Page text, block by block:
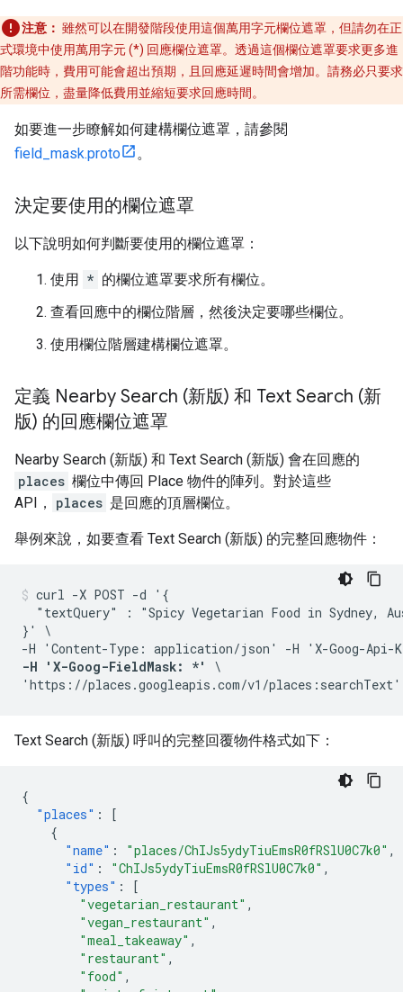
注意： 雖然可以在開發階段使用這個萬用字元欄位遮罩，但請勿在正
式環境中使用萬用字元 (*) 回應欄位遮罩。透過這個欄位遮罩要求更多進
階功能時，費用可能會超出預期，且回應延遲時間會增加。請務必只要求
所需欄位，盡量降低費用並縮短要求回應時間。
如要進一步瞭解如何建構欄位遮罩，請參閱
field_mask.proto
。
決定要使用的欄位遮罩
以下說明如何判斷要使用的欄位遮罩：
使用 * 的欄位遮罩要求所有欄位。
查看回應中的欄位階層，然後決定要哪些欄位。
使用欄位階層建構欄位遮罩。
定義 Nearby Search (新版) 和 Text Search (新
版) 的回應欄位遮罩
Nearby Search (新版) 和 Text Search (新版) 會在回應的
places 欄位中傳回 Place 物件的陣列。對於這些
API，
places 是回應的頂層欄位。
舉例來說，如要查看 Text Search (新版) 的完整回應物件：
curl -X POST -d '{
"textQuery" : "Spicy Vegetarian Food in Sydney,
}' \
-H 'Content-Type: application/json' -H 'X-Goog-Api-
-H 'X-Goog-FieldMask: *'
\
'https://places.googleapis.com/v1/places:searchText'
Text Search (新版) 呼叫的完整回覆物件格式如下：
{
"places" :
[
{
"name" : "places/ChIJs5ydyTiuEmsR0fRSlU0C7k0" ,
"id" : "ChIJs5ydyTiuEmsR0fRSlU0C7k0" ,
"types" :
[
"vegetarian_restaurant" ,
"vegan_restaurant" ,
"meal_takeaway" ,
"restaurant" ,
"food" ,